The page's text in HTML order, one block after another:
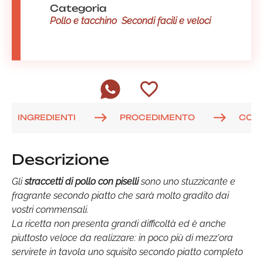
Categoria
Pollo e tacchino Secondi facili e veloci
INGREDIENTI PROCEDIMENTO
Descrizione
Glistraccetti di pollo con pisellisono uno stuzzicante e
fragrante secondo piatto che sarà molto gradito dai
vostri commensali.
La ricetta non presenta grandi difficoltà ed è anche
piuttosto veloce da realizzare: in poco più di mezz'ora
servirete in tavola uno squisito secondo piatto completo